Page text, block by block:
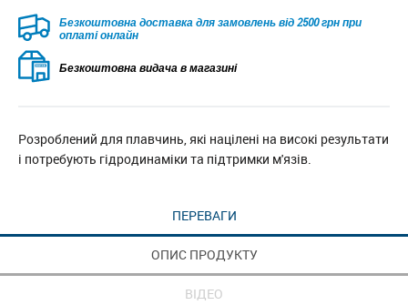
Безкоштовна доставка для замовлень від 2500 грн при
оплаті онлайн
Безкоштовна видача в магазині
Розроблений для плавчинь, які націлені на високі результати
і потребують гідродинаміки та підтримки м'язів.
ПЕРЕВАГИ
ОПИС ПРОДУКТУ
ВІДЕО